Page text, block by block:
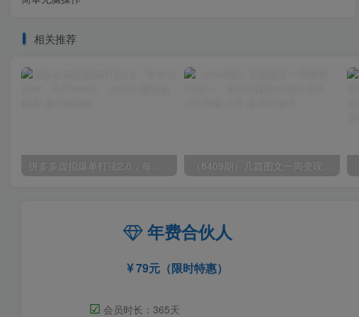
相关推荐
拼多多虚拟爆单打法2.0，每天10分钟，月产5000+，从0到1赚收益教程 （8409期）几篇图文一周变现1500＋，深度拆解面试掘金项目，小白轻松上手
年费合伙人
79元（限时特惠）
☑ 会员时长：365天